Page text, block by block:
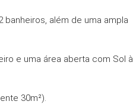
além de uma ampla
e uma área aberta com Sol à
30m²).